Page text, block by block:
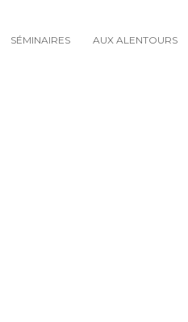
SÉMINAIRES AUX ALENTOURS